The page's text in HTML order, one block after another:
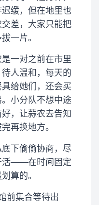
缓，但在地里也
差，大家只能把
一片。
一对之前在市里
人温和，每天的
给她们，还会买
小分队不想中途
，让蒜农去告知
再换地方。
下偷偷协商，尽
活——在时间固定
算的。
前集合等待出